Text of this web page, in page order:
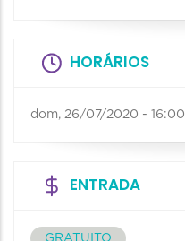
HORÁRIOS
dom, 26/07/2020 - 16:00
ENTRADA
GRATUITO